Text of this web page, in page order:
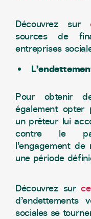
Découvrez sur
sources de
entreprises
Pour obtenir
également opter
un prêteur lui
contre le
l’engagement
une période
Découvrez sur
d’endettements
sociales se